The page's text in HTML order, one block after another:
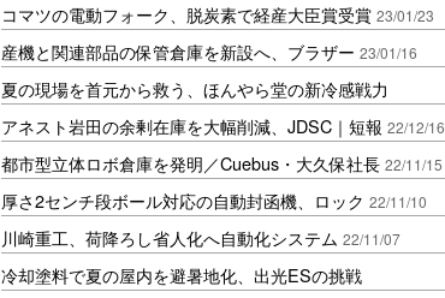
コマツの電動フォーク、脱炭素で経産大臣賞受賞 23/01/23
産機と関連部品の保管倉庫を新設へ、ブラザー 23/01/16
夏の現場を首元から救う、ほんやら堂の新冷感戦力
アネスト岩田の余剰在庫を大幅削減、JDSC｜短報 22/12/16
都市型立体ロボ倉庫を発明／Cuebus・大久保社長 22/11/15
厚さ2センチ段ボール対応の自動封函機、ロック 22/11/10
川崎重工、荷降ろし省人化へ自動化システム 22/11/07
冷却塗料で夏の屋内を避暑地化、出光ESの挑戦